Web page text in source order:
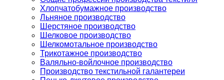
Хлопчатобумажное производство
Льняное производство
Шерстяное производство
Шелковое производство
Шелкомотальное производство
Трикотажное производство
Валяльно-войлочное производство
Производство текстильной галантереи